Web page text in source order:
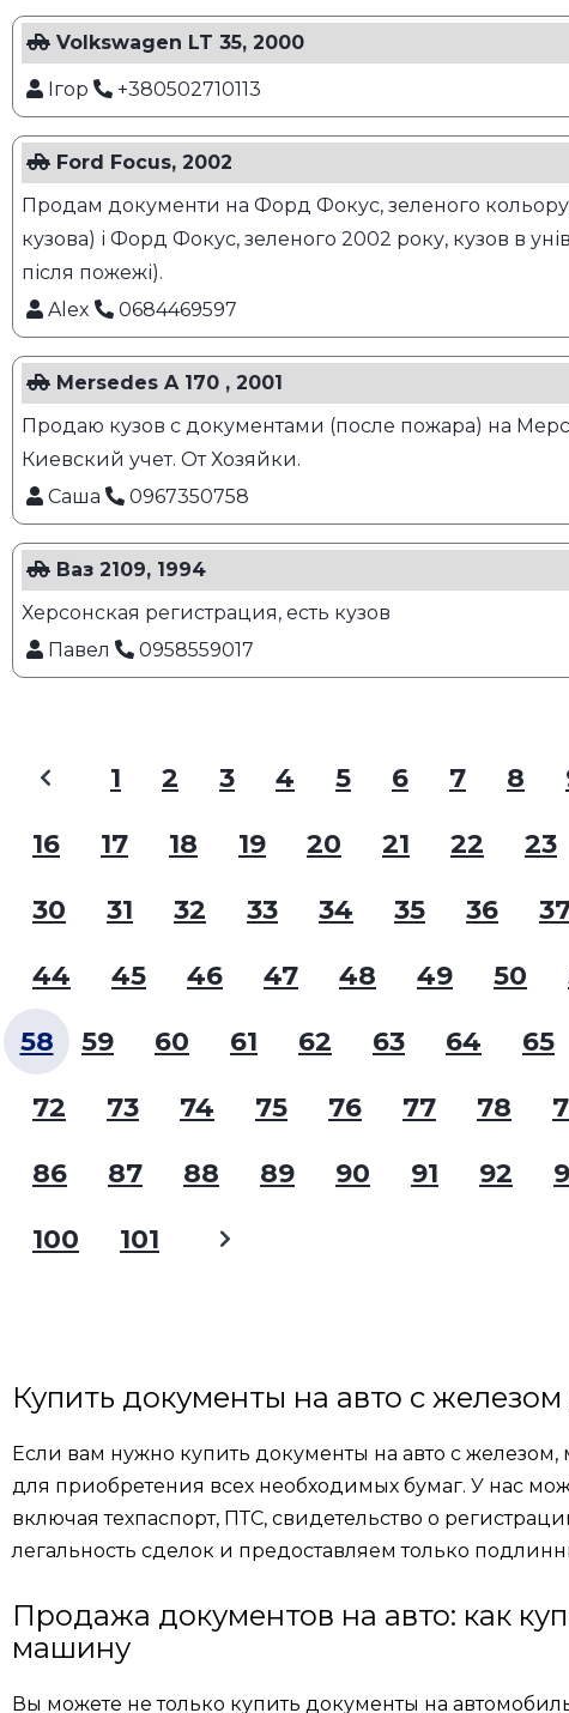
Volkswagen LT 35, 2000
Ігор +380502710113
Ford Focus, 2002
Продам документи на Форд Фокус, зеленого кольору,
кузова) і Форд Фокус, зеленого 2002 року, кузов в
після пожежі).
Alex
0684469597
Mersedes A 170 , 2001
Продаю кузов с документами (после пожара) на
Киевский учет. От Хозяйки.
Саша
0967350758
Ваз 2109, 1994
Херсонская регистрация, есть кузов
Павел
0958559017
1 2 3 4 5 6 7 8
16 17 18 19 20 21 22 23
30 31 32 33 34 35 36
44 45 46 47 48 49 50
58 59 60 61 62 63 64 65
72 73 74 75 76 77 78
86 87 88 89 90 91 92
100 101
Купить документы на авто с
Если вам нужно купить документы на авто с
для приобретения всех необходимых бумаг. У нас
включая техпаспорт, ПТС, свидетельство о
легальность сделок и предоставляем только
Продажа документов на авто: как
машину
Вы можете не только купить документы на